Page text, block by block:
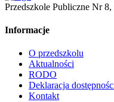
Przedszkole Publiczne Nr
Informacje
O przedszkolu
Aktualności
RODO
Deklaracja
Kontakt